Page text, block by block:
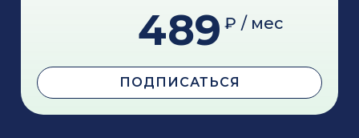
489 ₽ / мес
ПОДПИСАТЬСЯ